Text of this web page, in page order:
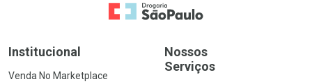
Ir para a Home
Institucional
Venda No Marketplace
Nossos
Serviços